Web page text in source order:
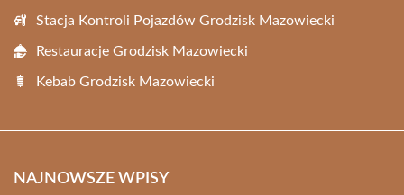
Stacja Kontroli Pojazdów Grodzisk Mazowiecki
Restauracje Grodzisk Mazowiecki
Kebab Grodzisk Mazowiecki
NAJNOWSZE WPISY